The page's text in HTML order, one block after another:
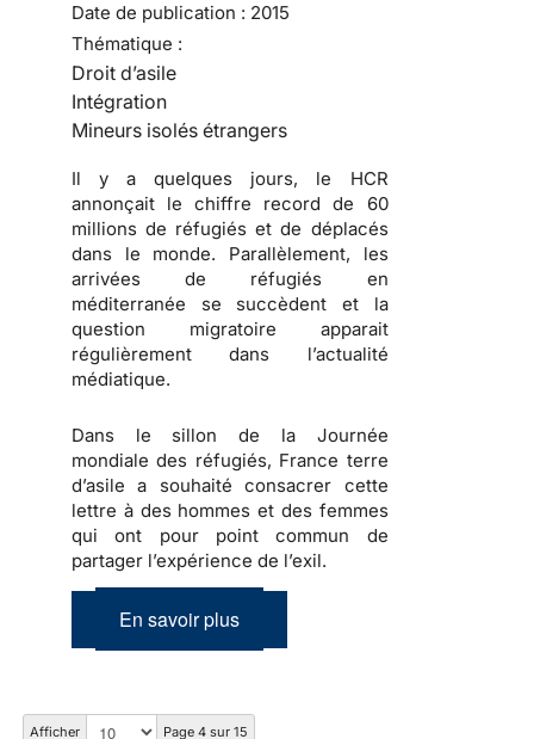
Date de publication : 2015
Thématique :
Droit d’asile
Intégration
Mineurs isolés étrangers
Il y a quelques jours, le HCR
annonçait le chiffre record de 60
millions de réfugiés et de déplacés
dans le monde. Parallèlement, les
arrivées de réfugiés en
méditerranée se succèdent et la
question migratoire apparait
régulièrement dans l’actualité
médiatique.
Dans le sillon de la Journée
mondiale des réfugiés, France terre
d’asile a souhaité consacrer cette
lettre à des hommes et des femmes
qui ont pour point commun de
partager l’expérience de l’exil.
En savoir plus
Afficher Page 4 sur 15